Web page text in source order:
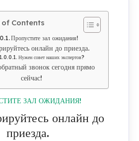
of Contents
Пропустите зал ожидания!
онлайн до приезда.
Нужен совет наших экспертов?
звонок сегодня прямо
сейчас!
ЗАЛ ОЖИДАНИЯ!
онлайн до
приезда.